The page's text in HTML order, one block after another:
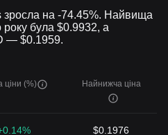
зросла на -74.45%. Найвища
була $0.9932, а
— $0.1959.
ціни (%) Найнижча ціна
$0.1976